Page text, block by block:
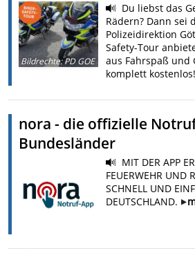
Bildrechte:PD GOE
Du liebst das
Rädern? Dann sei
Polizeidirektion
Safety-Tour
aus Fahrspaß und
komplett kostenlos!
nora - die offizielle
Bundesländer
MIT DER APP
FEUERWEHR UND
SCHNELL UND
DEUTSCHLAND.